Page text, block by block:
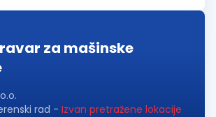
za mašinske
rad - Izvan pretražene lokacije